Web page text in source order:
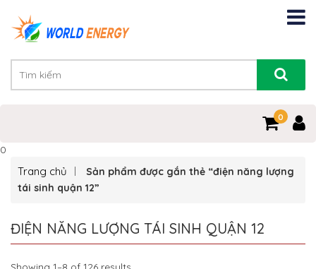
0
0
Trang chủ
Sản phẩm được gắn thẻ “điện năng lượng
tái sinh quận 12”
ĐIỆN NĂNG LƯỢNG TÁI SINH QUẬN 12